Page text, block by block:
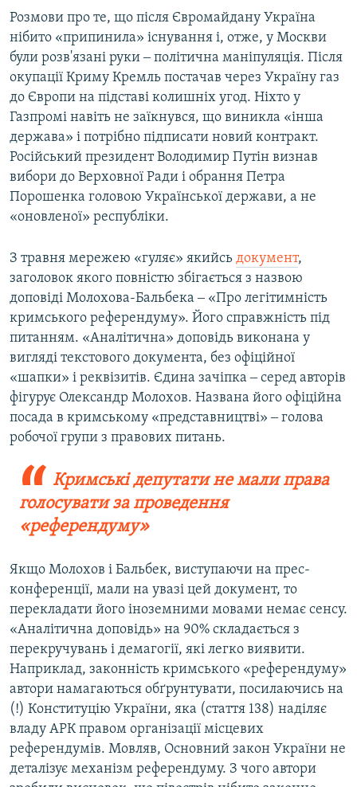
Розмови про те, що після Євромайдану Україна
нібито «припинила» існування і, отже, у Москви
були розв'язані руки ‒ політична маніпуляція. Після
окупації Криму Кремль постачав через Україну газ
до Європи на підставі колишніх угод. Ніхто у
Газпромі навіть не заїкнувся, що виникла «інша
держава» і потрібно підписати новий контракт.
Російський президент Володимир Путін визнав
вибори до Верховної Ради і обрання Петра
Порошенка головою Української держави, а не
«оновленої» республіки.
З травня мережею «гуляє» якийсь документ,
заголовок якого повністю збігається з назвою
доповіді Молохова-Бальбека ‒ «Про легітимність
кримського референдуму». Його справжність під
питанням. «Аналітична» доповідь виконана у
вигляді текстового документа, без офіційної
«шапки» і реквізитів. Єдина зачіпка ‒ серед авторів
фігурує Олександр Молохов. Названа його офіційна
посада в кримському «представництві» ‒ голова
робочої групи з правових питань.
Кримські депутати не мали права
голосувати за проведення
«референдуму»
Якщо Молохов і Бальбек, виступаючи на прес-
конференції, мали на увазі цей документ, то
перекладати його іноземними мовами немає сенсу.
«Аналітична доповідь» на 90% складається з
перекручувань і демагогії, які легко виявити.
Наприклад, законність кримського «референдуму»
автори намагаються обґрунтувати, посилаючись на
(!) Конституцію України, яка (стаття 138) наділяє
владу АРК правом організації місцевих
референдумів. Мовляв, Основний закон України не
деталізує механізм референдуму. З чого автори